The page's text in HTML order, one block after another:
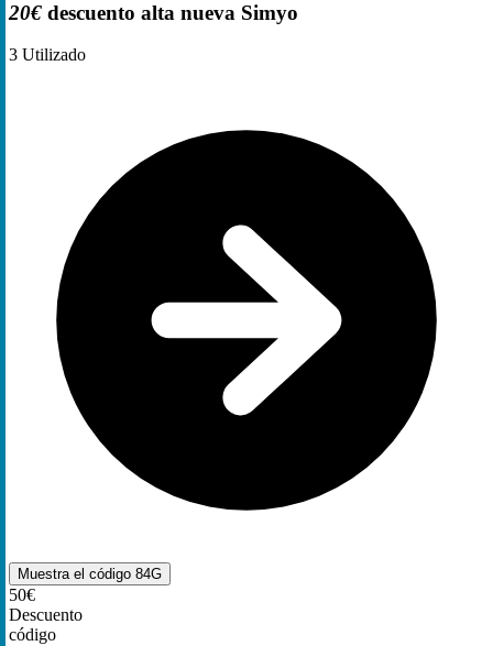
20€ descuento alta nueva Simyo
3 Utilizado
Muestra el código 84G
50€
Descuento
código